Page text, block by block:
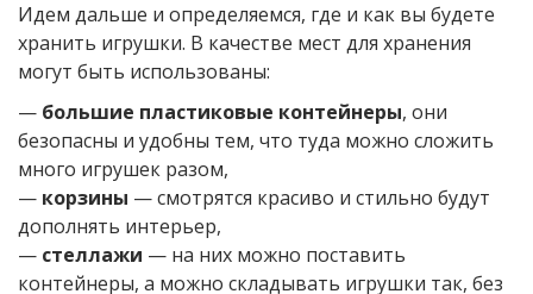
Идем дальше и определяемся, где и как вы будете
хранить игрушки. В качестве мест для хранения
могут быть использованы:
— большие пластиковые контейнеры, они
безопасны и удобны тем, что туда можно сложить
много игрушек разом,
— корзины — смотрятся красиво и стильно будут
дополнять интерьер,
— стеллажи — на них можно поставить
контейнеры, а можно складывать игрушки так, без